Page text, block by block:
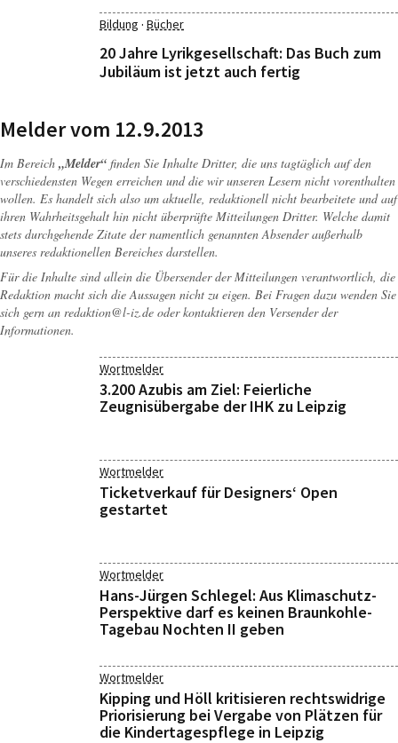
Bildung · Bücher
20 Jahre Lyrikgesellschaft: Das Buch zum
Jubiläum ist jetzt auch fertig
Melder vom 12.9.2013
Im Bereich „Melder“ finden Sie Inhalte Dritter, die uns tagtäglich auf den
verschiedensten Wegen erreichen und die wir unseren Lesern nicht vorenthalten
wollen. Es handelt sich also um aktuelle, redaktionell nicht bearbeitete und auf
ihren Wahrheitsgehalt hin nicht überprüfte Mitteilungen Dritter. Welche damit
stets durchgehende Zitate der namentlich genannten Absender außerhalb
unseres redaktionellen Bereiches darstellen.
Für die Inhalte sind allein die Übersender der Mitteilungen verantwortlich, die
Redaktion macht sich die Aussagen nicht zu eigen. Bei Fragen dazu wenden Sie
sich gern an redaktion@l-iz.de oder kontaktieren den Versender der
Informationen.
Wortmelder
3.200 Azubis am Ziel: Feierliche
Zeugnisübergabe der IHK zu Leipzig
Wortmelder
Ticketverkauf für Designers‘ Open
gestartet
Wortmelder
Hans-Jürgen Schlegel: Aus Klimaschutz-
Perspektive darf es keinen Braunkohle-
Tagebau Nochten II geben
Wortmelder
Kipping und Höll kritisieren rechtswidrige
Priorisierung bei Vergabe von Plätzen für
die Kindertagespflege in Leipzig